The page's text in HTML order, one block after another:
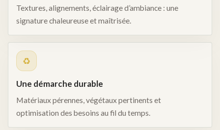
Textures, alignements, éclairage d’ambiance : une
signature chaleureuse et maîtrisée.
♻︎
Une démarche durable
Matériaux pérennes, végétaux pertinents et
optimisation des besoins au fil du temps.